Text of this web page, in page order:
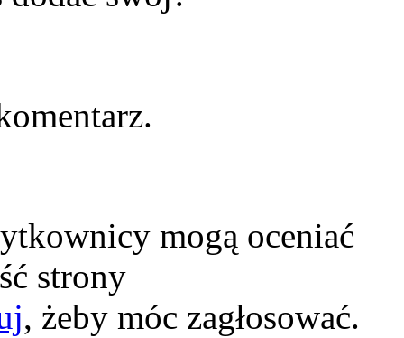
mogą oceniać
strony
, żeby móc zagłosować.